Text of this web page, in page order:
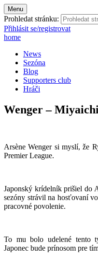
Menu
Prohledat stránku:
Přihlásit se/registrovat
home
News
Sezóna
Blog
Supporters club
Hráči
Wenger –
Arsène Wenger si myslí, že
Premier League.
Japonský krídelník prišiel do
sezóny strávil na hosťovaní
pracovné povolenie.
To mu bolo udelené tento
Japonec bude prínosom pre